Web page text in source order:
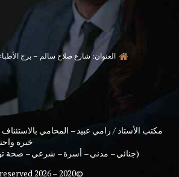
العنوان: شارع صلاح سالم – برج
مكتب الأستاذ / رامي عبيد – المحامي
خبرة
(جنائي – مدني – أسرة – شرعي – صحة
©2020 – 2026